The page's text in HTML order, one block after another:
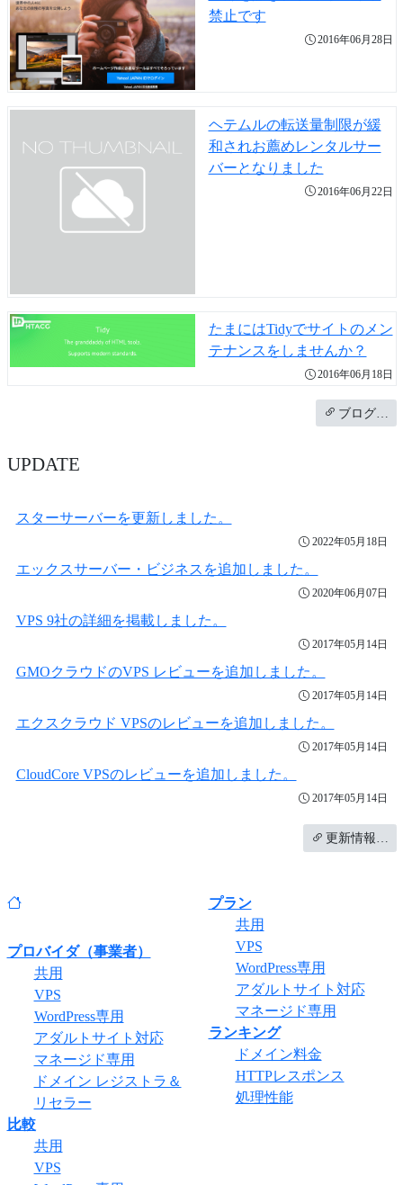
禁止です
2016年06月28日
ヘテムルの転送量制限が緩
和されお薦めレンタルサー
バーとなりました
2016年06月22日
たまにはTidyでサイトのメン
テナンスをしませんか？
2016年06月18日
ブログ…
UPDATE
スターサーバーを更新しました。
2022年05月18日
エックスサーバー・ビジネスを追加しました。
2020年06月07日
VPS 9社の詳細を掲載しました。
2017年05月14日
GMOクラウドのVPS レビューを追加しました。
2017年05月14日
エクスクラウド VPSのレビューを追加しました。
2017年05月14日
CloudCore VPSのレビューを追加しました。
2017年05月14日
更新情報…
プロバイダ（事業者）
共用
VPS
WordPress専用
アダルトサイト対応
マネージド専用
ドメイン レジストラ＆
リセラー
プラン
共用
VPS
WordPress専用
アダルトサイト対応
マネージド専用
ランキング
ドメイン料金
HTTPレスポンス
処理性能
比較
共用
VPS